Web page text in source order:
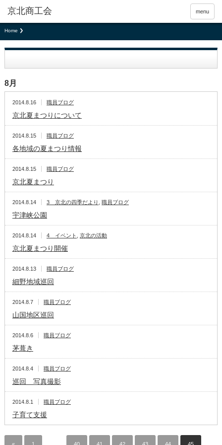
京北商工会 menu
Home
8月
2014.8.16 職員ブログ
京北夏まつりについて
2014.8.15 職員ブログ
各地域の夏まつり情報
2014.8.15 職員ブログ
京北夏まつり
2014.8.14 3 京北の四季だより 職員ブログ
宇津峡公園
2014.8.14 4 イベント 京北の活動
京北夏まつり開催
2014.8.13 職員ブログ
細野地域巡回
2014.8.7 職員ブログ
山国地区巡回
2014.8.6 職員ブログ
茅葺き
2014.8.4 職員ブログ
巡回 写真撮影
2014.8.1 職員ブログ
子育て支援